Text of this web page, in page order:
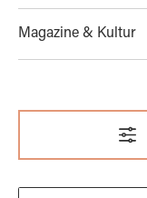
Magazine & Kultur